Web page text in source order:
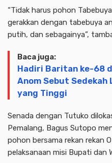
“Tidak harus pohon
gerakkan dengan tabebuya
putih, dan sebagainya”,
Baca juga:
Hadiri Baritan ke-68
Anom Sebut Sedekah
yang Tinggi
Senada dengan Tutuko
Pemalang, Bagus Sutopo
pohon bersama rekan rekan
pelaksanaan misi Bupati dan